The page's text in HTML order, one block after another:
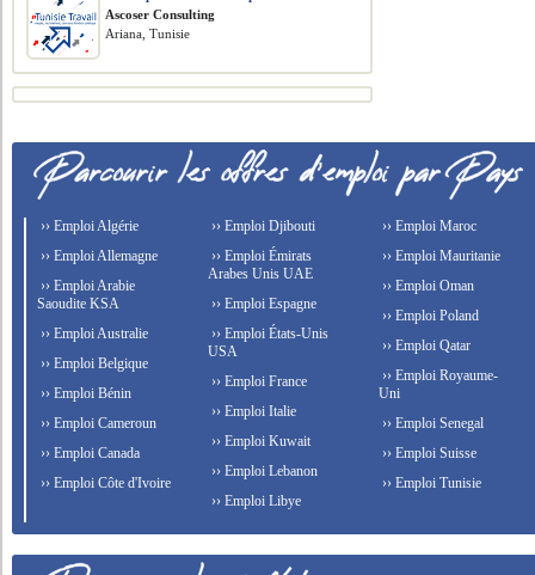
Ascoser Consulting
Ariana, Tunisie
›› Emploi Algérie
›› Emploi Allemagne
›› Emploi Arabie
Saoudite KSA
›› Emploi Australie
›› Emploi Belgique
›› Emploi Bénin
›› Emploi Cameroun
›› Emploi Canada
›› Emploi Côte d'Ivoire
›› Emploi Djibouti
›› Emploi Émirats
Arabes Unis UAE
›› Emploi Espagne
›› Emploi États-Unis
USA
›› Emploi France
›› Emploi Italie
›› Emploi Kuwait
›› Emploi Lebanon
›› Emploi Libye
›› Emploi Maroc
›› Emploi Mauritanie
›› Emploi Oman
›› Emploi Poland
›› Emploi Qatar
›› Emploi Royaume-
Uni
›› Emploi Senegal
›› Emploi Suisse
›› Emploi Tunisie